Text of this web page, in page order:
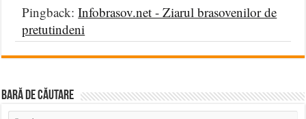
Pingback:Infobrasov.net - Ziarul brasovenilor de
pretutindeni
BARĂ DE CĂUTARE